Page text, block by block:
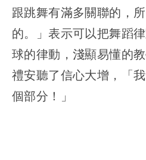
跟跳舞有滿多關聯的，
的。」表示可以把舞蹈
球的律動，淺顯易懂的
禮安聽了信心大增，「
個部分！」